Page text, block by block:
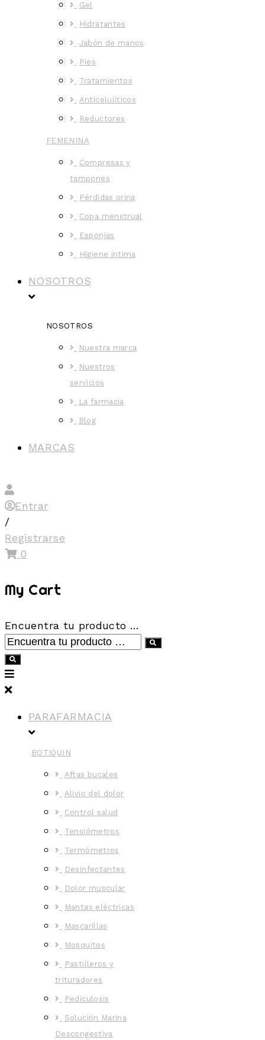
Gel
Hidratantes
Jabón de manos
Pies
Tratamientos
Anticelulíticos
Reductores
FEMENINA
Compresas y
tampones
Pérdidas orina
Copa menstrual
Esponjas
Higiene íntima
NOSOTROS
NOSOTROS
Nuestra marca
Nuestros
servicios
La farmacia
Blog
MARCAS
Entrar
/
Registrarse
0
My Cart
Encuentra tu producto …
PARAFARMACIA
BOTIQUIN
Aftas bucales
Alivio del dolor
Control salud
Tensiómetros
Termómetros
Desinfectantes
Dolor muscular
Mantas eléctricas
Mascarillas
Mosquitos
Pastilleros y
trituradores
Pediculosis
Solución Marina
Descongestiva